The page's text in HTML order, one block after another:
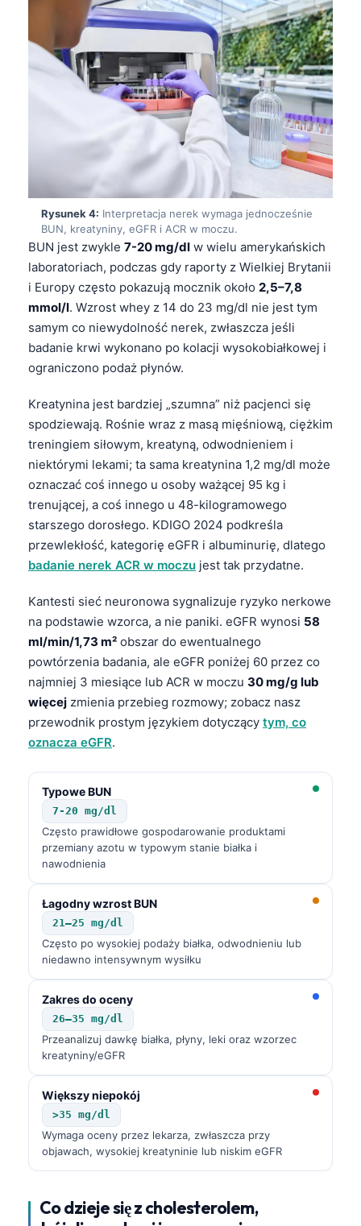
Rysunek 4: Interpretacja nerek wymaga jednocześnie
BUN, kreatyniny, eGFR i ACR w moczu.
BUN jest zwykle 7-20 mg/dl w wielu amerykańskich
laboratoriach, podczas gdy raporty z Wielkiej Brytanii
i Europy często pokazują mocznik około 2,5–7,8
mmol/l. Wzrost whey z 14 do 23 mg/dl nie jest tym
samym co niewydolność nerek, zwłaszcza jeśli
badanie krwi wykonano po kolacji wysokobiałkowej i
ograniczono podaż płynów.
Kreatynina jest bardziej „szumna” niż pacjenci się
spodziewają. Rośnie wraz z masą mięśniową, ciężkim
treningiem siłowym, kreatyną, odwodnieniem i
niektórymi lekami; ta sama kreatynina 1,2 mg/dl może
oznaczać coś innego u osoby ważącej 95 kg i
trenującej, a coś innego u 48-kilogramowego
starszego dorosłego. KDIGO 2024 podkreśla
przewlekłość, kategorię eGFR i albuminurię, dlatego
badanie nerek ACR w moczu jest tak przydatne.
Kantesti sieć neuronowa sygnalizuje ryzyko nerkowe
na podstawie wzorca, a nie paniki. eGFR wynosi 58
ml/min/1,73 m² obszar do ewentualnego
powtórzenia badania, ale eGFR poniżej 60 przez co
najmniej 3 miesiące lub ACR w moczu 30 mg/g lub
więcej zmienia przebieg rozmowy; zobacz nasz
przewodnik prostym językiem dotyczący tym, co
oznacza eGFR.
Typowe BUN
7-20 mg/dl
Często prawidłowe gospodarowanie produktami
przemiany azotu w typowym stanie białka i
nawodnienia
Łagodny wzrost BUN
21–25 mg/dl
Często po wysokiej podaży białka, odwodnieniu lub
niedawno intensywnym wysiłku
Zakres do oceny
26–35 mg/dl
Przeanalizuj dawkę białka, płyny, leki oraz wzorzec
kreatyniny/eGFR
Większy niepokój
>35 mg/dl
Wymaga oceny przez lekarza, zwłaszcza przy
objawach, wysokiej kreatyninie lub niskim eGFR
Co dzieje się z cholesterolem,